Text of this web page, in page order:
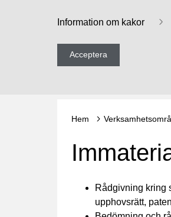
Information om kakor
Acceptera
Hem
Rådgivning kring
upphovsrätt,